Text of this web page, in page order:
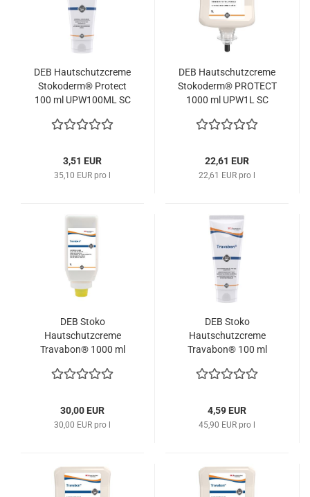
DEB Hautschutzcreme
Stokoderm® Protect
100 ml UPW100ML SC
3,51 EUR
35,10 EUR pro l
DEB Hautschutzcreme
Stokoderm® PROTECT
1000 ml UPW1L SC
22,61 EUR
22,61 EUR pro l
DEB Stoko
Hautschutzcreme
Travabon® 1000 ml
Johnson
30,00 EUR
30,00 EUR pro l
DEB Stoko
Hautschutzcreme
Travabon® 100 ml
4,59 EUR
45,90 EUR pro l